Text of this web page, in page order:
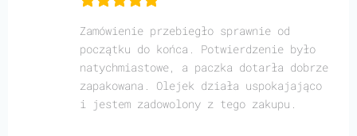
Zamówienie przebiegło sprawnie od
początku do końca. Potwierdzenie było
natychmiastowe, a paczka dotarła dobrze
zapakowana. Olejek działa uspokajająco
i jestem zadowolony z tego zakupu.